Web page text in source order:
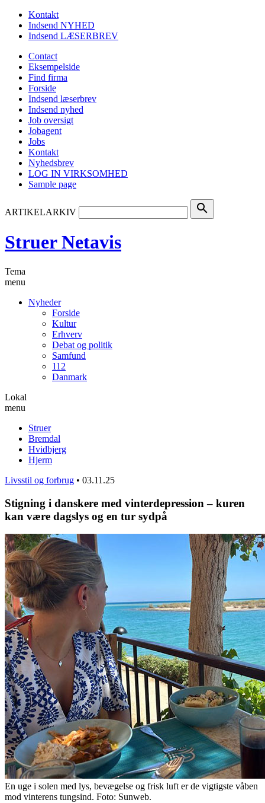
Kontakt
Indsend NYHED
Indsend LÆSERBREV
Contact
Eksempelside
Find firma
Forside
Indsend læserbrev
Indsend nyhed
Job oversigt
Jobagent
Jobs
Kontakt
Nyhedsbrev
LOG IN VIRKSOMHED
Sample page
ARTIKELARKIV search
Struer Netavis
Tema
menu
Nyheder
Forside
Kultur
Erhverv
Debat og politik
Samfund
112
Danmark
Lokal
menu
Struer
Bremdal
Hvidbjerg
Hjerm
Livsstil og forbrug • 03.11.25
Stigning i danskere med vinterdepression – kuren
kan være dagslys og en tur sydpå
En uge i solen med lys, bevægelse og frisk luft er de vigtigste våben
mod vinterens tungsind. Foto: Sunweb.